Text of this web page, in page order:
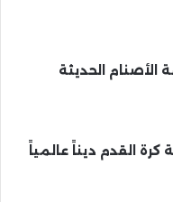
الأصنام الحديثة
القدم ديناً عالمياً